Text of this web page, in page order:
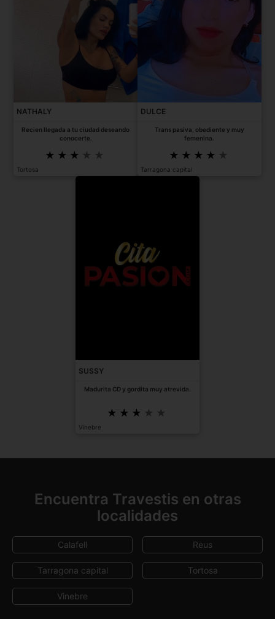
NATHALY
Recien llegada a tu ciudad deseando
conocerte.
Tortosa
DULCE
Trans pasiva, obediente y muy
femenina.
Tarragona capital
SUSSY
Madurita CD y gordita muy atrevida.
Vinebre
Encuentra Travestis en otras
localidades
Calafell Reus
Tarragona capital Tortosa
Vinebre